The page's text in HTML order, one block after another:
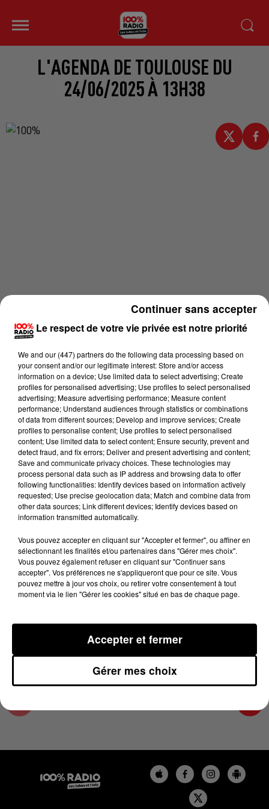
L'AGENDA DE TOULOUSE DU
24/06/2025 À 13H38
Lecture (4 min 11 sec)
100%
100% Radio l'agenda de Toulouse
24 juin 2025 - 4 min 11 sec
L'AGENDA DE TOULOUSE DU 24/06/2025 À
13H38
L'agenda de Toulouse
Le respect de votre vie privée est notre priorité
We and our (447) partnersdo the following data processing based on
your consent and/or our legitimate interest: Store and/or access
information on a device; Use limited data to select advertising; Create
profiles for personalised advertising; Use profiles to select personalised
advertising; Measure advertising performance; Measure content
performance; Understand audiences through statistics or combinations
of data from different sources; Develop and improve services; Create
profiles to personalise content; Use profiles to select personalised
content; Use limited data to select content; Ensure security, prevent and
detect fraud, and fix errors; Deliver and present advertising and content;
Save and communicate privacy choices. These technologies may
process personal data such as IP address and browsing data to offer
following functionalities: Identify devices based on information actively
requested; Use precise geolocation data; Match and combine data from
other data sources; Link different devices; Identify devices based on
information transmitted automatically.
Vous pouvez accepter en cliquant sur "Accepter et fermer", ou affiner en
sélectionnant les finalités et/ou partenaires dans "Gérer mes choix".
Vous pouvez également refuser en cliquant sur "Continuer sans
accepter". Vos préférences ne s'appliqueront que pour ce site. Vous
pouvez mettre à jour vos choix, ou retirer votre consentement à tout
moment via le lien "Gérer les cookies" situé en bas de chaque page.
Gérer mes choix
Accepter et fermer
Continuer sans accepter